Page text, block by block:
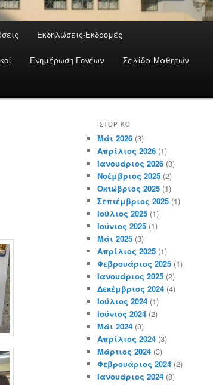
Εκδηλώσεις-Εκδρομές
Ενημέρωση Γονέων Σελίδα Μαθητών
ΙΣΤΟΡΙΚΌ
Μάι 2026 (3)
Απρίλιος 2026 (1)
Ιανουάριος 2026 (3)
Νοέμβριος 2025 (2)
Οκτώβριος 2025 (1)
Σεπτέμβριος 2025 (1)
Ιούλιος 2025 (1)
Ιούνιος 2025 (1)
Μάι 2025 (3)
Απρίλιος 2025 (1)
Φεβρουάριος 2025 (1)
Ιανουάριος 2025 (2)
Δεκέμβριος 2024 (4)
Ιούλιος 2024 (1)
Ιούνιος 2024 (2)
Μάι 2024 (3)
Απρίλιος 2024 (3)
Μάρτιος 2024 (3)
Φεβρουάριος 2024 (2)
Ιανουάριος 2024 (8)